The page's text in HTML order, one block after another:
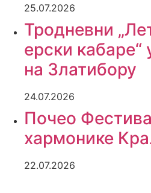
25.07.2026
Тродневни
ерски кабаре“
на Златибору
24.07.2026
Почео
хармонике
22.07.2026